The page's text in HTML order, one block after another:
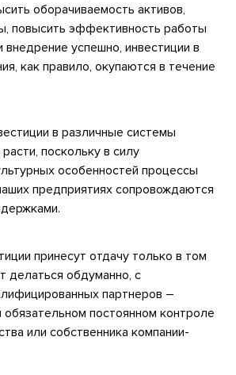
оборачиваемость активов,
повысить эффективность работы
внедрение успешно, инвестиции в
как правило, окупаются в течение
в различные системы
поскольку в силу
особенностей процессы
предприятиях сопровождаются
принесут отдачу только в том
делаться обдуманно, с
партнеров –
обязательном постоянном контроле
или собственника компании-